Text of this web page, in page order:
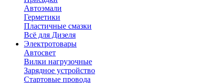
Автоэмали
Герметики
Пластичные смазки
Всё для Дизеля
Электротовары
Автосвет
Вилки нагрузочные
Зарядное устройство
Стартовые провода